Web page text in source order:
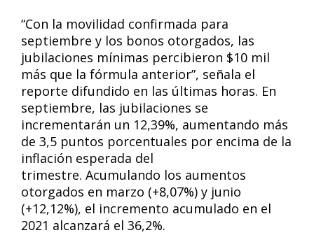
“Con la movilidad confirmada para
septiembre y los bonos otorgados, las
jubilaciones mínimas percibieron $10 mil
más que la fórmula anterior”, señala el
reporte difundido en las últimas horas. En
septiembre, las jubilaciones se
incrementarán un 12,39%, aumentando más
de 3,5 puntos porcentuales por encima de la
inflación esperada del
trimestre. Acumulando los aumentos
otorgados en marzo (+8,07%) y junio
(+12,12%), el incremento acumulado en el
2021 alcanzará el 36,2%.